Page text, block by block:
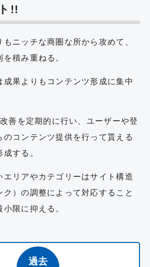
!!
もニッチな商圏な所から攻めて、
積み重ねる。
成果よりもコンテンツ形成に集中
善を定期的に行い、ユーザーや登
のコンテンツ提供を行って貰える
する。
エリアやカテゴリーはサイト構造
ク）の調整によって対応すること
小限に抑える。
過去